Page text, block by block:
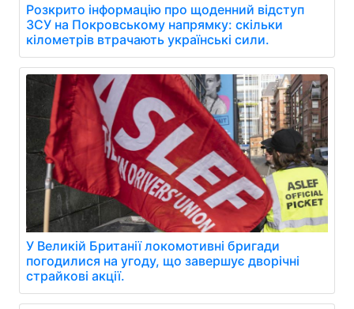
Розкрито інформацію про щоденний відступ
ЗСУ на Покровському напрямку: скільки
кілометрів втрачають українські сили.
У Великій Британії локомотивні бригади
погодилися на угоду, що завершує дворічні
страйкові акції.